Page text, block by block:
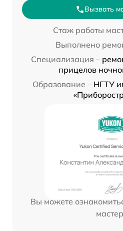
Вызвать
Стаж работы
Выполнено
Специализация –
прицелов
Образование – НГТУ
Вы можете